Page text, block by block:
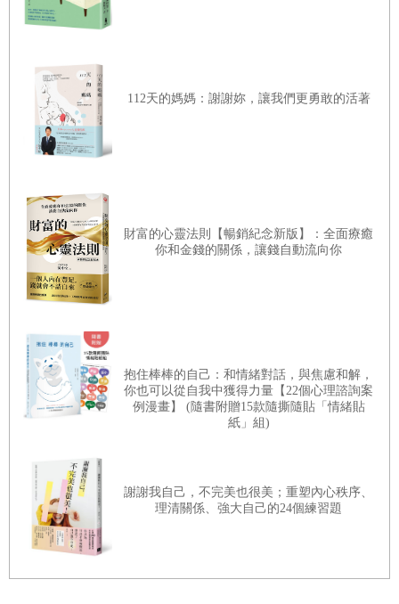
‧你的存在本身就值得被愛
第五章 心有餘力發現更多日常幸福的技巧
‧放下過度的期待
‧列出能放心求助的朋友清單
‧寫下煩躁的思緒，變成看得見的數字
‧先設想答案，就能克服對未知的不安
‧可以有情緒，但一定要懂得控制
‧瓜熟就會蒂落，無須過度擔憂
須這麼做」的思考慣性。如此一來，就漸漸搞不清楚自己想
再加上現在這個時代，社群媒體過度發達，使我們更容易看
到他人的成就，形成一個動不動就很容易與他人比較的環
境。
在這樣的環境中，「做自己就好」的心情很容易因此動
而忙得團團轉，就會開始搞不清楚自己的價值觀、想做的
事、和自己認為的幸福到底是什麼。然而，我們來到這個世
上，又不是為了符合「某個人」的期待；我們應該迎合的是
自己，而不是哪個誰的價值觀或規則。
自己的幸福，以及你對什麼事情會覺得自在，是十分重要
的。唯有理解由自己所定義的幸福和感覺自在的事情，並且
重視它，才是自我放鬆、活得自在的訣竅。記得，你絕對可
‧毫無顧忌地去做想做的事情。
‧重視自己由衷覺得「幸福」的事情。
‧活得更像自己。
‧不是為了誰而活，而是活出為了自己的人生；
112天的媽媽：謝謝妳，讓我們更勇敢的活著
財富的心靈法則【暢銷紀念新版】：全面療癒
你和金錢的關係，讓錢自動流向你
抱住棒棒的自己：和情緒對話，與焦慮和解，
你也可以從自我中獲得力量【22個心理諮詢案
例漫畫】 (隨書附贈15款隨撕隨貼「情緒貼
紙」組)
謝謝我自己，不完美也很美；重塑內心秩序、
理清關係、強大自己的24個練習題